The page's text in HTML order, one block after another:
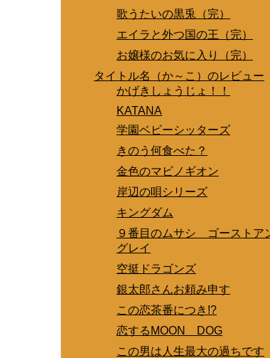
歌うたいの黒兎（完）
エイラと外つ国の王（完）
お嬢様のお気に入り（完）
タイトル名（か～こ）のレビュー
かげきしょうじょ！！
KATANA
学園ベビーシッターズ
きのう何食べた？
金色のマビノギオン
岸辺の唄シリーズ
キングダム
９番目のムサシ ゴーストア
グレイ
空挺ドラゴンズ
銀太郎さんお頼み申す
この恋茶番につき!?
恋するMOON DOG
この男は人生最大の過ちです